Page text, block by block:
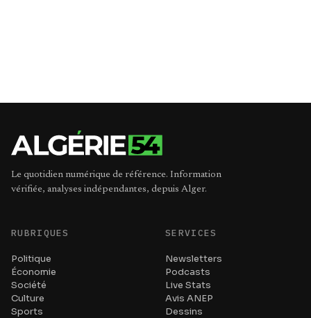
Le quotidien numérique de référence. Information
vérifiée, analyses indépendantes, depuis Alger.
RUBRIQUES
Politique
Économie
Société
Culture
Sports
SERVICES
Newsletters
Podcasts
Live Stats
Avis ANEP
Dessins